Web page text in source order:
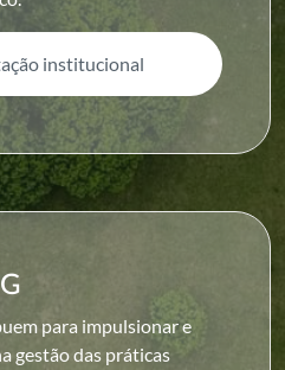
institucional
para impulsionar e
gestão das práticas